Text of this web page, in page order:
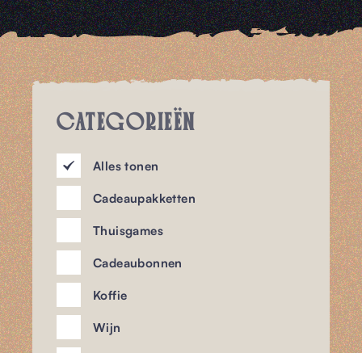
Cadeaus
& Shop
Nieuws
CATEGORIEËN
Alles tonen
Cadeaupakketten
Thuisgames
Cadeaubonnen
Koffie
Wijn